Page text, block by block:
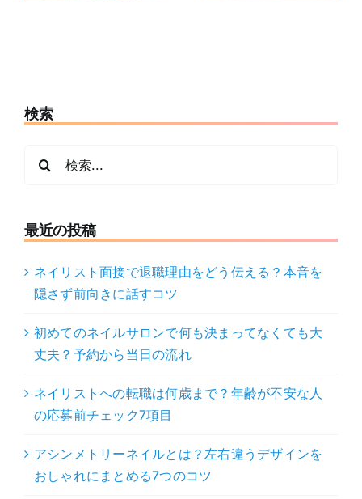
検索
最近の投稿
ネイリスト面接で退職理由をどう伝える？本音を
隠さず前向きに話すコツ
初めてのネイルサロンで何も決まってなくても大
丈夫？予約から当日の流れ
ネイリストへの転職は何歳まで？年齢が不安な人
の応募前チェック7項目
アシンメトリーネイルとは？左右違うデザインを
おしゃれにまとめる7つのコツ